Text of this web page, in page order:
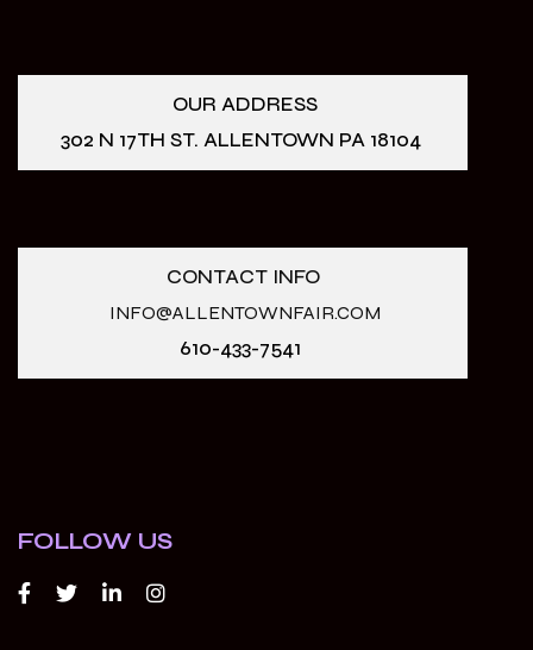
OUR ADDRESS
302 N 17TH ST. ALLENTOWN PA 18104
CONTACT INFO
INFO@ALLENTOWNFAIR.COM
610-433-7541
FOLLOW US